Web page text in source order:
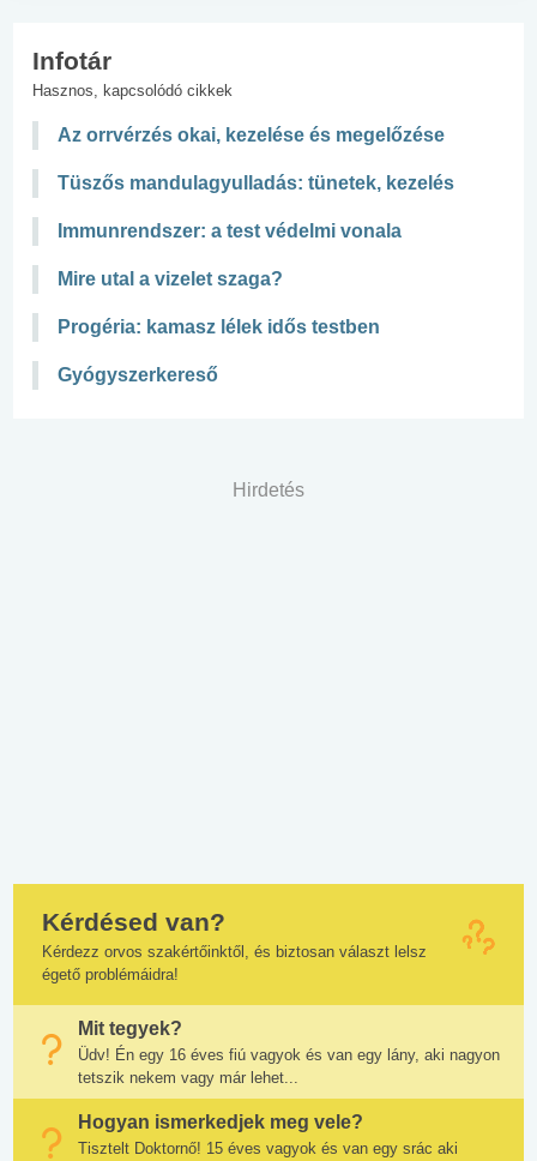
Infotár
Hasznos, kapcsolódó cikkek
Az orrvérzés okai, kezelése és megelőzése
Tüszős mandulagyulladás: tünetek, kezelés
Immunrendszer: a test védelmi vonala
Mire utal a vizelet szaga?
Progéria: kamasz lélek idős testben
Gyógyszerkereső
Hirdetés
Kérdésed van?
Kérdezz orvos szakértőinktől, és biztosan választ lelsz
égető problémáidra!
Mit tegyek?
Üdv! Én egy 16 éves fiú vagyok és van egy lány, aki nagyon
tetszik nekem vagy már lehet...
Hogyan ismerkedjek meg vele?
Tisztelt Doktornő! 15 éves vagyok és van egy srác aki